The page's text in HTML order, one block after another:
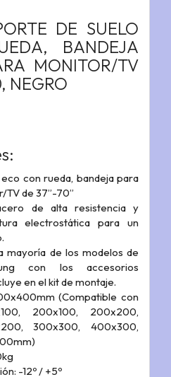
DE SUELO
BANDEJA
MONITOR/TV
NEGRO
con rueda, bandeja para
TV de 37”-70”
de alta resistencia y
electrostática para un
mayoría de los modelos de
con los accesorios
en el kit de montaje.
(Compatible con
200x100, 200x200,
300x300, 400x300,
-12º / +5º